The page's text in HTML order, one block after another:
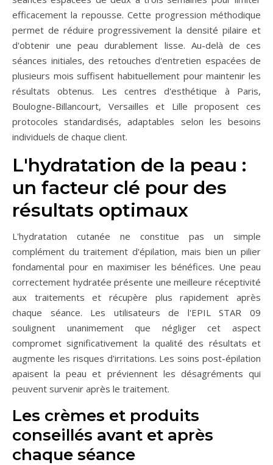
efficacement la repousse. Cette progression méthodique
permet de réduire progressivement la densité pilaire et
d'obtenir une peau durablement lisse. Au-delà de ces
séances initiales, des retouches d'entretien espacées de
plusieurs mois suffisent habituellement pour maintenir les
résultats obtenus. Les centres d'esthétique à Paris,
Boulogne-Billancourt, Versailles et Lille proposent ces
protocoles standardisés, adaptables selon les besoins
individuels de chaque client.
L'hydratation de la peau :
un facteur clé pour des
résultats optimaux
L'hydratation cutanée ne constitue pas un simple
complément du traitement d'épilation, mais bien un pilier
fondamental pour en maximiser les bénéfices. Une peau
correctement hydratée présente une meilleure réceptivité
aux traitements et récupère plus rapidement après
chaque séance. Les utilisateurs de l'EPIL STAR 09
soulignent unanimement que négliger cet aspect
compromet significativement la qualité des résultats et
augmente les risques d'irritations. Les soins post-épilation
apaisent la peau et préviennent les désagréments qui
peuvent survenir après le traitement.
Les crèmes et produits
conseillés avant et après
chaque séance